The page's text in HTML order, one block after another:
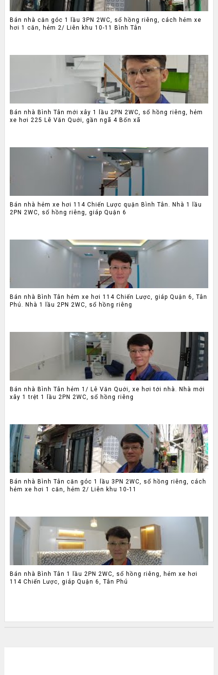
Bán nhà căn góc 1 lầu 3PN 2WC, sổ hồng riêng, cách hẻm xe
hơi 1 căn, hẻm 2/ Liên khu 10-11 Bình Tân
Bán nhà Bình Tân mới xây 1 lầu 2PN 2WC, sổ hồng riêng, hẻm
xe hơi 225 Lê Văn Quới, gần ngã 4 Bốn xã
Bán nhà hẻm xe hơi 114 Chiến Lược quận Bình Tân. Nhà 1 lầu
2PN 2WC, sổ hồng riêng, giáp Quận 6
Bán nhà Bình Tân hẻm xe hơi 114 Chiến Lược, giáp Quận 6, Tân
Phú. Nhà 1 lầu 2PN 2WC, sổ hồng riêng
Bán nhà Bình Tân hẻm 1/ Lê Văn Quới, xe hơi tới nhà. Nhà mới
xây 1 trệt 1 lầu 2PN 2WC, sổ hồng riêng
Bán nhà Bình Tân căn góc 1 lầu 3PN 2WC, sổ hồng riêng, cách
hẻm xe hơi 1 căn, hẻm 2/ Liên khu 10-11
Bán nhà Bình Tân 1 lầu 2PN 2WC, sổ hồng riêng, hẻm xe hơi
114 Chiến Lược, giáp Quận 6, Tân Phú